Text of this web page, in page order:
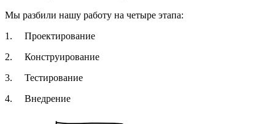
Мы разбили нашу работу на четыре этапа:
1. Проектирование
2. Конструирование
3. Тестирование
4. Внедрение